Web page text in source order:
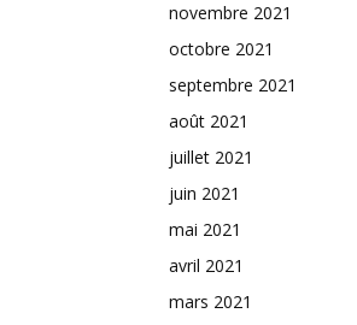
novembre 2021
octobre 2021
septembre 2021
août 2021
juillet 2021
juin 2021
mai 2021
avril 2021
mars 2021